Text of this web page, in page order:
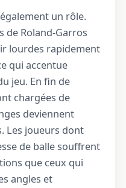
un rôle.
de Roland-Garros
lourdes rapidement
qui accentue
jeu. En fin de
chargées de
deviennent
Les joueurs dont
de balle souffrent
que ceux qui
angles et